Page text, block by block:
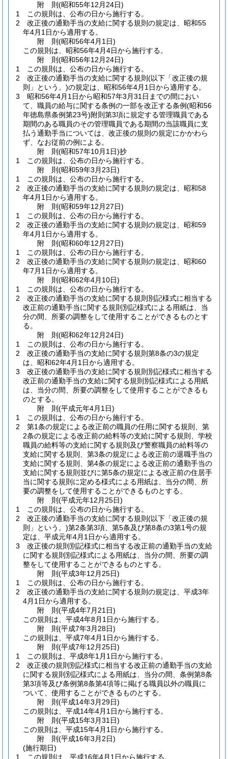
附 則(昭和55年12月24日)
1
この規則は、公布の日から施行する。
2
改正後の通勤手当の支給に関する規則の規定は、昭和55
年4月1日から適用する。
附 則(昭和56年4月1日)
この規則は、昭和56年4月4日から施行する。
附 則(昭和56年12月24日)
1
この規則は、公布の日から施行する。
2
改正後の通勤手当の支給に関する規則 (以下「改正後の規
則」という。)の規定は、昭和56年4月1日から適用する。
3
昭和56年4月1日から昭和57年3月31日までの間におい
て、職員の給与に関する条例の一部を改正する条例(昭和56
年徳島県条例第23号)附則第3項に規定する管理職員である
期間のある職員のその管理職員である期間の当該職員に支
払う通勤手当については、改正後の規則の規定にかかわら
ず、なお従前の例による。
附 則(昭和57年10月1日)抄
1
この規則は、公布の日から施行する。
附 則(昭和59年3月23日)
1
この規則は、公布の日から施行する。
2
改正後の通勤手当の支給に関する規則の規定は、昭和58
年4月1日から適用する。
附 則(昭和59年12月27日)
1
この規則は、公布の日から施行する。
2
改正後の通勤手当の支給に関する規則の規定は、昭和59
年4月1日から適用する。
附 則(昭和60年12月27日)
1
この規則は、公布の日から施行する。
2
改正後の通勤手当の支給に関する規則の規定は、昭和60
年7月1日から適用する。
附 則(昭和62年4月10日)
1
この規則は、公布の日から施行する。
2
改正後の通勤手当の支給に関する規則別記様式に相当する
改正前の通勤手当に関する規則別記様式による用紙は、当
分の間、所要の調整をして使用することができるものとす
る。
附 則(昭和62年12月24日)
1
この規則は、公布の日から施行する。
2
改正後の通勤手当の支給に関する規則第8条の3の規定
は、昭和62年4月1日から適用する。
3
改正後の通勤手当の支給に関する規則別記様式に相当する
改正前の通勤手当の支給に関する規則別記様式による用紙
は、当分の間、所要の調整をして使用することができるも
のとする。
附 則(平成元年4月1日)
1
この規則は、公布の日から施行する。
2
第1条の規定による改正前の職員の任用に関する規則、第
2条の規定による改正前の給料等の支給に関する規則、学校
職員の給料等の支給に関する規則及び警察職員の給料等の
支給に関する規則、第3条の規定による改正前の退職手当の
支給に関する規則、第4条の規定による改正前の通勤手当の
支給に関する規則並びに第5条の規定による改正前の住居手
当に関する規則に定める様式による用紙は、当分の間、所
要の調整をして使用することができるものとする。
附 則(平成元年12月25日)
1
この規則は、公布の日から施行する。
2
改正後の通勤手当の支給に関する規則 (以下「改正後の規
則」という。)第2条第3項、第5条及び第8条の3第1号の規
定は、平成元年4月1日から適用する。
3
改正後の規則別記様式に相当する改正前の通勤手当の支給
に関する規則別記様式による用紙は、当分の間、所要の調
整をして使用することができるものとする。
附 則(平成3年12月25日)
1
この規則は、公布の日から施行する。
2
改正後の通勤手当の支給に関する規則の規定は、平成3年
4月1日から適用する。
附 則(平成4年7月21日)
この規則は、平成4年8月1日から施行する。
附 則(平成7年3月28日)
この規則は、平成7年4月1日から施行する。
附 則(平成7年12月25日)
1
この規則は、平成8年1月1日から施行する。
2
改正後の規則別記様式に相当する改正前の通勤手当の支給
に関する規則別記様式による用紙は、当分の間、条例第8条
第3項等及び条例第8条第4項等に掲げる職員以外の職員に
ついて、使用することができるものとする。
附 則(平成14年3月29日)
この規則は、平成14年4月1日から施行する。
附 則(平成15年3月31日)
この規則は、平成15年4月1日から施行する。
附 則(平成16年3月2日)
(施行期日)
1
この規則は、平成16年4月1日から施行する。